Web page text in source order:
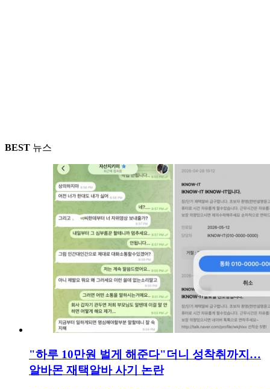
BEST 뉴스
"하루 10만원 벌게 해준다"더니 성착취까지…
알바몬 재택알바 사기 논란